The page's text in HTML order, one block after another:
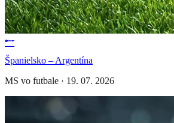
Španielsko – Argentína
MS vo futbale · 19. 07. 2026